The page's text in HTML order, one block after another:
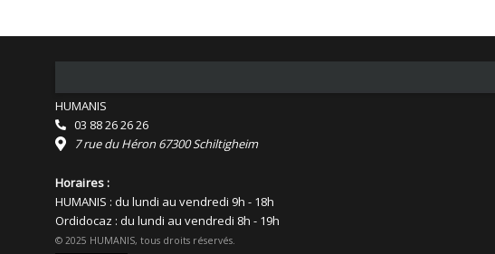
HUMANIS
03 88 26 26 26
7 rue du Héron 67300 Schiltigheim
Horaires :
HUMANIS : du lundi au vendredi 9h - 18h
Ordidocaz : du lundi au vendredi 8h - 19h
© 2025 HUMANIS, tous droits réservés.